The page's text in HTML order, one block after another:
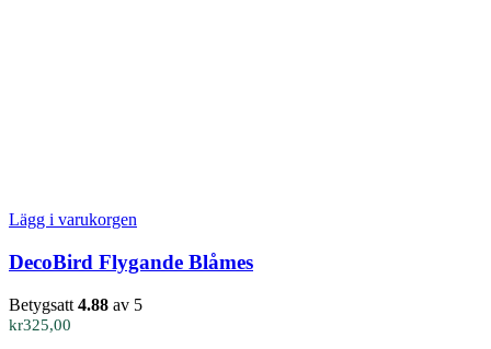
Lägg i varukorgen
DecoBird Flygande Blåmes
Betygsatt 4.88 av 5
kr325,00